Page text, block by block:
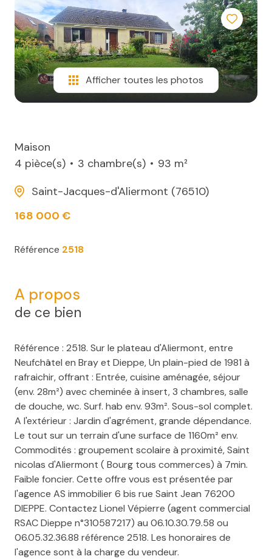
Autres
e-
mail
infos
immo
L'équipe
Afficher toutes les photos
Maison
4 pièce(s)
3 chambre(s)
93 m²
Saint-Jacques-d'Aliermont (76510)
168 000 €
Référence 2518
A propos
de ce bien
Référence : 2518. Sur le plateau d'Aliermont, entre
Neufchâtel en Bray et Dieppe, Un plain-pied de 1981 à
rafraichir, offrant : Entrée, cuisine aménagée, séjour
(env. 28m²) avec cheminée à insert, 3 chambres, salle
de douche, wc. Surf. hab env. 93m². Sous-sol complet.
A l'extérieur : Jardin d'agrément, grande dépendance.
Le tout sur un terrain d'une surface de 1160m² env.
Commodités : groupement scolaire à proximité, Saint
nicolas d'Aliermont ( Bourg tous commerces) à 7min.
Faible foncier. Cette offre vous est présentée par
l'agence AS immobilier 6 bis rue Saint Jean 76200
DIEPPE. Contactez Lionel Vépierre (agent commercial
RSAC Dieppe n°310587217) au 06.10.30.79.58 ou
06.05.32.36.88 référence 2518. Les honoraires de
l'agence sont à la charge du vendeur.